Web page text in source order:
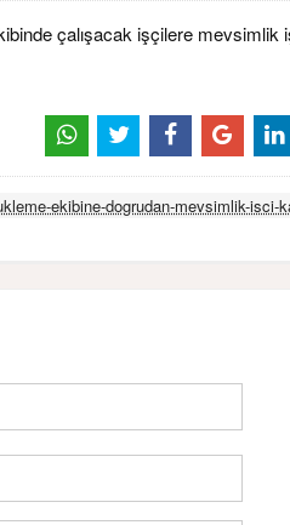
çalışacak işçilere mevsimlik
ekibine-dogrudan-mevsimlik-isci-